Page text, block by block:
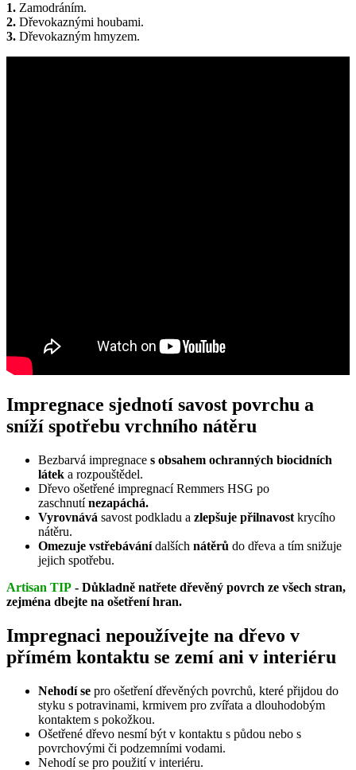
1. Zamodráním.
2. Dřevokaznými houbami.
3. Dřevokazným hmyzem.
Impregnace sjednotí savost povrchu a
sníží spotřebu vrchního nátěru
Bezbarvá impregnace s obsahem ochranných biocidních
látek a rozpouštědel.
Dřevo ošetřené impregnací Remmers HSG po
zaschnutínezapáchá.
Vyrovnává savost podkladu a zlepšuje přilnavost krycího
nátěru.
Omezuje vstřebávánídalších nátěrů do dřeva a tím snižuje
jejich spotřebu.
Artisan TIP - Důkladně natřete dřevěný povrch ze všech stran,
zejména dbejte na ošetření hran.
Impregnaci nepoužívejte na dřevo v
přímém kontaktu se zemí ani v interiéru
Nehodí se pro ošetření dřevěných povrchů, které přijdou do
styku s potravinami, krmivem pro zvířata a dlouhodobým
kontaktem s pokožkou.
Ošetřené dřevo nesmí být v kontaktu s půdou nebo s
povrchovými či podzemními vodami.
Nehodí se pro použití v interiéru.